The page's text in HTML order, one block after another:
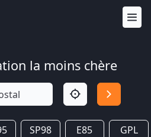
la moins chère
SP98 E85 GPL